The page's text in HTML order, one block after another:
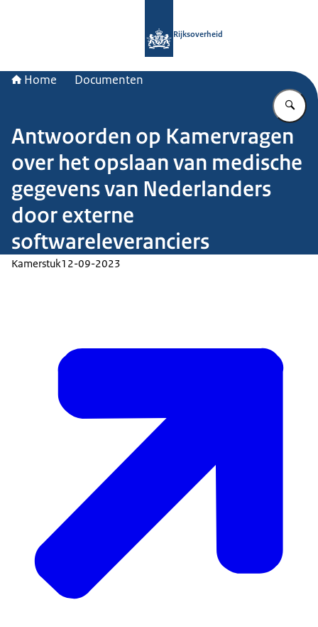
Rijksoverheid
Home Documenten
Antwoorden op Kamervragen
over het opslaan van medische
gegevens van Nederlanders
door externe
softwareleveranciers
Kamerstuk12-09-2023